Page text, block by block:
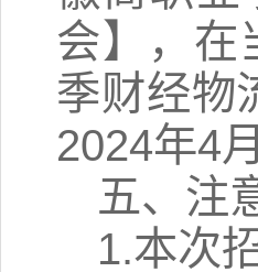
会】，在
季财经物
2024年4
五、注
1.本次